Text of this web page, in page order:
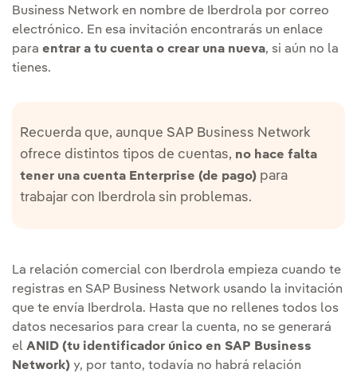
Business Network en nombre de Iberdrola por correo
electrónico. En esa invitación encontrarás un enlace
para entrar a tu cuenta o crear una nueva, si aún no la
tienes.
Recuerda que, aunque SAP Business Network
ofrece distintos tipos de cuentas, no hace falta
tener una cuenta Enterprise (de pago) para
trabajar con Iberdrola sin problemas.
La relación comercial con Iberdrola empieza cuando te
registras en SAP Business Network usando la invitación
que te envía Iberdrola. Hasta que no rellenes todos los
datos necesarios para crear la cuenta, no se generará
el ANID (tu identificador único en SAP Business
Network) y, por tanto, todavía no habrá relación